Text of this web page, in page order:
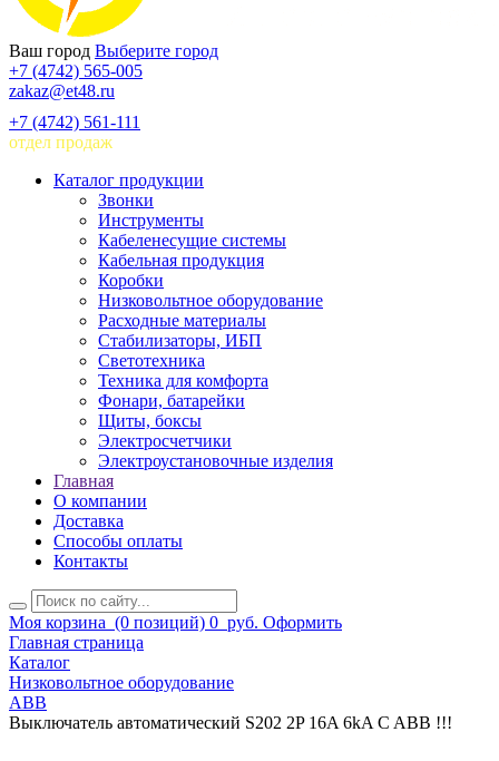
Ваш город Выберите город
+7 (4742) 565-005
zakaz@et48.ru
+7 (4742) 561-111
отдел продаж
Каталог продукции
Звонки
Инструменты
Кабеленесущие системы
Кабельная продукция
Коробки
Низковольтное оборудование
Расходные материалы
Стабилизаторы, ИБП
Светотехника
Техника для комфорта
Фонари, батарейки
Щиты, боксы
Электросчетчики
Электроустановочные изделия
Главная
О компании
Доставка
Способы оплаты
Контакты
Моя корзина (0 позиций) 0 руб. Оформить
Главная страница
Каталог
Низковольтное оборудование
ABB
Выключатель автоматический S202 2P 16A 6kA C ABB !!!